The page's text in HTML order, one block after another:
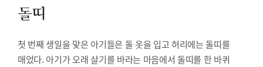
돌띠
첫 번째 생일을 맞은 아기들은 돌 옷을 입고 허리에는 돌띠를
매었다. 아기가 오래 살기를 바라는 마음에서 돌띠를 한 바퀴